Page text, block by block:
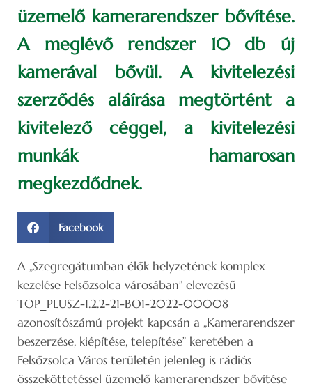
üzemelő kamerarendszer bővítése.
A meglévő rendszer 10 db új
kamerával bővül. A kivitelezési
szerződés aláírása megtörtént a
kivitelező céggel, a kivitelezési
munkák hamarosan
megkezdődnek.
Facebook
A „Szegregátumban élők helyzetének komplex
kezelése Felsőzsolca városában” elevezésű
TOP_PLUSZ-1.2.2-21-BO1-2022-00008
azonosítószámú projekt kapcsán a „Kamerarendszer
beszerzése, kiépítése, telepítése” keretében a
Felsőzsolca Város területén jelenleg is rádiós
összeköttetéssel üzemelő kamerarendszer bővítése